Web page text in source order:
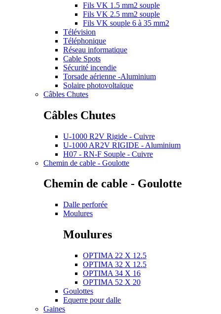
Fils VK 1.5 mm2 souple
Fils VK 2.5 mm2 souple
Fils VK souple 6 à 35 mm2
Télévision
Téléphonique
Réseau informatique
Cable Spots
Sécurité incendie
Torsade aérienne -Aluminium
Solaire photovoltaïque
Câbles Chutes
Câbles Chutes
U-1000 R2V Rigide - Cuivre
U-1000 AR2V RIGIDE - Aluminium
H07 - RN-F Souple - Cuivre
Chemin de cable - Goulotte
Chemin de cable - Goulotte
Dalle perforée
Moulures
Moulures
OPTIMA 22 X 12.5
OPTIMA 32 X 12.5
OPTIMA 34 X 16
OPTIMA 52 X 20
Goulottes
Equerre pour dalle
Gaines